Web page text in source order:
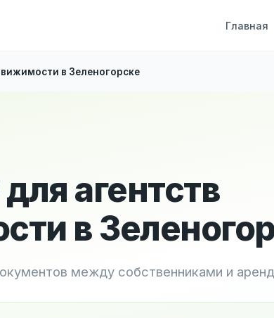
Главная
в Зеленогорске
агентств
в
между собственниками и